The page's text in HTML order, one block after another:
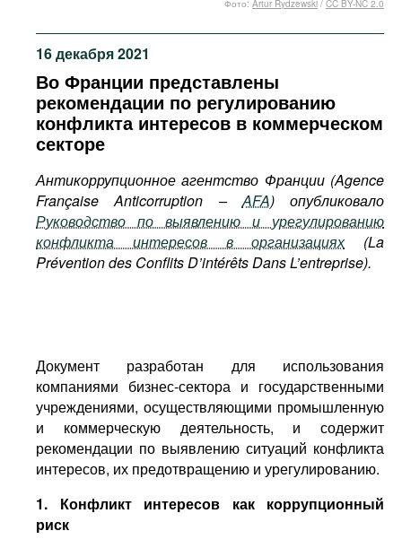
Подкасты
Книжная полка
16 декабря 2021
Во Франции представлены
рекомендации по регулированию
конфликта интересов в коммерческом
секторе
Антикоррупционное агентство Франции (Agence
FrançaiseAnticorruption –AFA) опубликовало
Руководство по выявлению и урегулированию
конфликта интересов в организациях(La
Prévention des Conflits D’intérêts Dans L’entreprise).
Фото: Artur Rydzewski / CC BY-NC 2.0
Документ разработан для использования
компаниями бизнес-сектора и государственными
учреждениями, осуществляющими промышленную
и коммерческую деятельность, и содержит
рекомендации по выявлению ситуаций конфликта
интересов, их предотвращению и урегулированию.
1. Конфликт интересов как коррупционный
риск